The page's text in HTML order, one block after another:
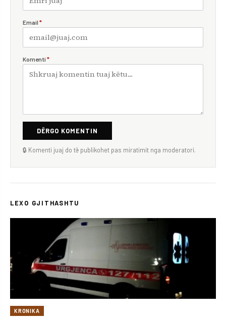
Email *
Komenti *
DËRGO KOMENTIN
🔒 Komenti juaj do të publikohet pas miratimit nga moderatori.
LEXO GJITHASHTU
KRONIKA